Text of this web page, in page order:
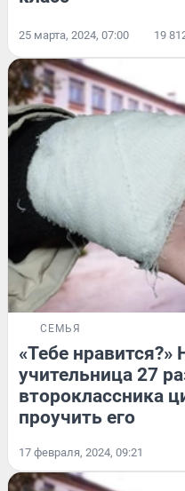
25 марта, 2024, 07:00 19
СЕМЬЯ
«Тебе нравится?»
учительница 27
второклассника
проучить его
17 февраля, 2024, 09:21